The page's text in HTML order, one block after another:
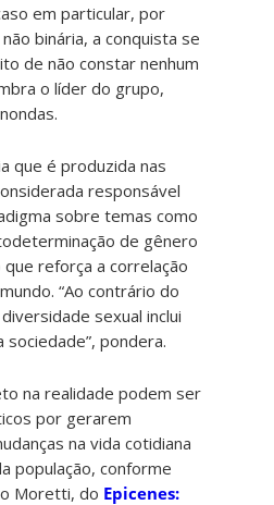
em particular, por
binária, a conquista se
de não constar nenhum
o líder do grupo,
que é produzida nas
responsável
sobre temas como
de gênero
reforça a correlação
“Ao contrário do
sexual inclui
pondera.
na realidade podem ser
por gerarem
na vida cotidiana
população, conforme
Moretti, do Epicenes: